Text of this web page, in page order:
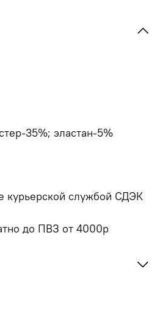
35%; эластан-5%
курьерской службой СДЭК
до ПВЗ от 4000р